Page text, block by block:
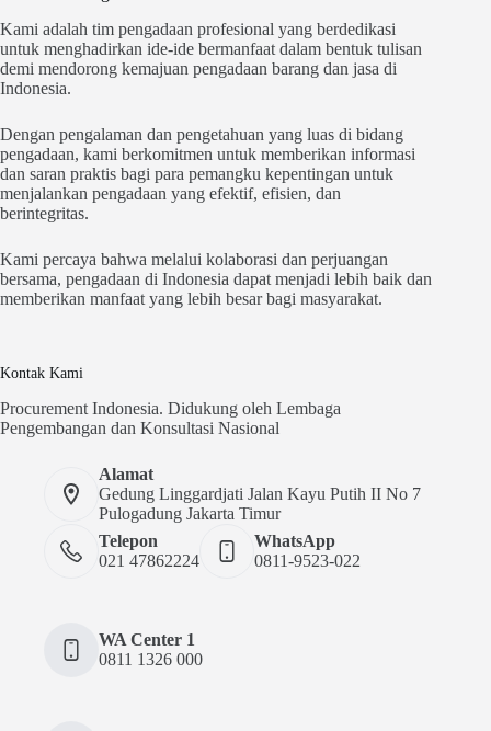
Kami adalah tim pengadaan profesional yang berdedikasi
untuk menghadirkan ide-ide bermanfaat dalam bentuk tulisan
demi mendorong kemajuan pengadaan barang dan jasa di
Indonesia.
Dengan pengalaman dan pengetahuan yang luas di bidang
pengadaan, kami berkomitmen untuk memberikan informasi
dan saran praktis bagi para pemangku kepentingan untuk
menjalankan pengadaan yang efektif, efisien, dan
berintegritas.
Kami percaya bahwa melalui kolaborasi dan perjuangan
bersama, pengadaan di Indonesia dapat menjadi lebih baik dan
memberikan manfaat yang lebih besar bagi masyarakat.
Kontak Kami
Procurement Indonesia. Didukung oleh Lembaga
Pengembangan dan Konsultasi Nasional
Alamat
Gedung Linggardjati Jalan Kayu Putih II No 7
Pulogadung Jakarta Timur
Telepon
021 47862224
WhatsApp
0811-9523-022
WA Center 1
0811 1326 000